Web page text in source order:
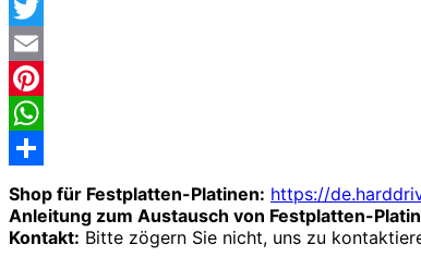
Facebook
Twitter
Email
Pinterest
WhatsApp
Share
Shop für Festplatten-Platinen: https://
Anleitung zum Austausch von Festplatten-
Kontakt: Bitte zögern Sie nicht, uns zu